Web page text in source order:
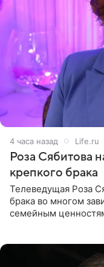
4 часа назад Life.ru
Роза Сябитова
крепкого брака
Телеведущая Роза
брака во многом
семейным